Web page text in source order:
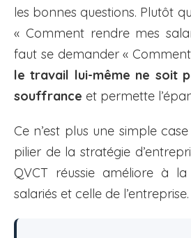
les bonnes questions. Plutôt
« Comment rendre mes
faut se demander «
le travail lui-même ne soit
souffrance et permette
Ce n’est plus une simple
pilier de la stratégie
QVCT réussie améliore à
salariés et celle de l’entreprise.